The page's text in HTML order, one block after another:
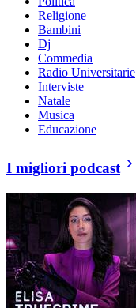
Religione
Bambini
Dj
Commedia
Radio Universitarie
Interviste
Natale
Musica
Educazione
I migliori podcast